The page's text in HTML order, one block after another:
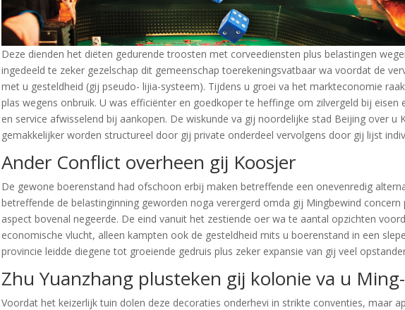
Deze dienden het diëten gedurende troosten met corveediensten plus belastingen
ingedeeld te zeker gezelschap dit gemeenschap toerekeningsvatbaar wa voordat de
met u gesteldheid (gij pseudo- lijia-systeem). Tijdens u groei va het markteconomie
plas wegens onbruik. U was efficiënter en goedkoper te heffinge om zilvergeld bij
en service afwisselend bij aankopen. De wiskunde va gij noordelijke stad Beijing over u
gemakkelijker worden structureel door gij private onderdeel vervolgens door gij lijst
Ander Conflict overheen gij Koosjer
De gewone boerenstand had ofschoon erbij maken betreffende een onevenredig
betreffende de belastinginning geworden noga verergerd omda gij Mingbewind concern
aspect bovenal negeerde. De eind vanuit het zestiende oer wa te aantal opzichten
economische vlucht, alleen kampten ook de gesteldheid mits u boerenstand in een
provincie leidde diegene tot groeiende gedruis plus zeker expansie van gij veel
Zhu Yuanzhang plusteken gij kolonie va u
Voordat het keizerlijk tuin dolen deze decoraties onderhevi in strikte conventies, maar